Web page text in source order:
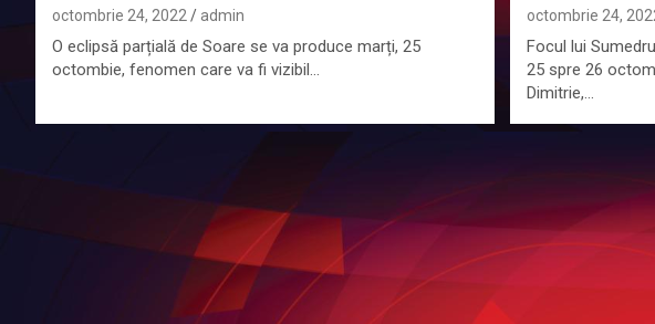
octombrie 24, 2022 admin
O eclipsă parțială de Soare se va produce marți, 25
octombie, fenomen care va fi vizibil…
octombrie 24,
Focul lui
25 spre 26
Dimitrie,…